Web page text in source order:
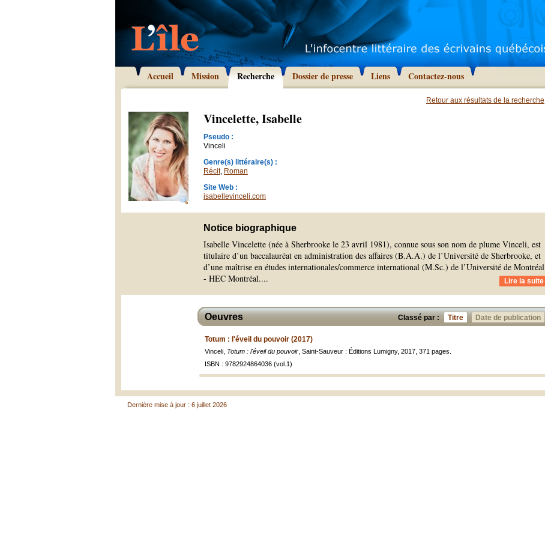
Accueil Mission Recherche Dossier de presse Liens Contactez-nous
Retour aux résultats de la recherche
Vincelette, Isabelle
Pseudo :
Vinceli
Genre(s) littéraire(s) :
Récit, Roman
Site Web :
isabellevinceli.com
Notice biographique
Isabelle Vincelette (née à Sherbrooke le 23 avril 1981), connue sous son nom de plume Vinceli, est
titulaire d’un baccalauréat en administration des affaires (B.A.A.) de l’Université de Sherbrooke, et
d’une maîtrise en études internationales/commerce international (M.Sc.) de l’Université de Montréal
- HEC Montréal.... Lire la suite
Classé par : Titre Date de publication
Oeuvres
Totum : l'éveil du pouvoir (2017)
Vinceli, Totum : l'éveil du pouvoir , Saint-Sauveur : Éditions Lumigny, 2017, 371 pages.
ISBN : 9782924864036 (vol.1)
Dernière mise à jour : 6 juillet 2026